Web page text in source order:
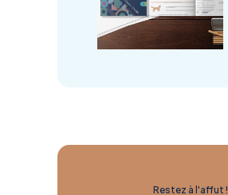
Restez à l'affut !